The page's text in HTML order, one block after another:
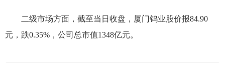
二级市场方面，截至当日收盘，厦门钨业股价报84.90
元，跌0.35%，公司总市值1348亿元。